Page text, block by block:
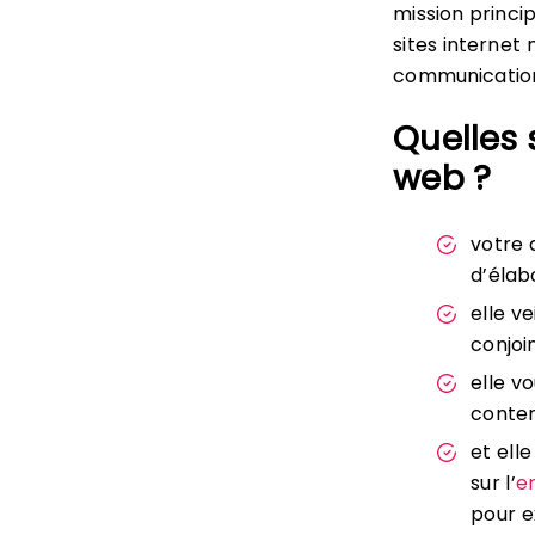
mission
sites internet
Quelles
web ?
votre
elle
elle
et elle
sur l’
pour